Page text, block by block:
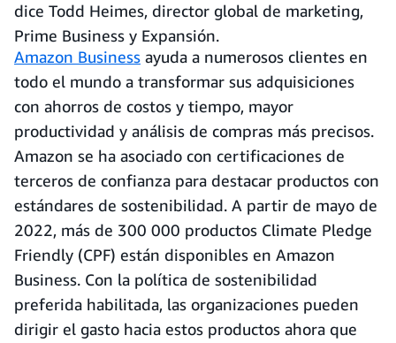
dice Todd Heimes, director global de marketing,
Prime Business y Expansión.
Amazon Business ayuda a numerosos clientes en
todo el mundo a transformar sus adquisiciones
con ahorros de costos y tiempo, mayor
productividad y análisis de compras más precisos.
Amazon se ha asociado con certificaciones de
terceros de confianza para destacar productos con
estándares de sostenibilidad. A partir de mayo de
2022, más de 300 000 productos Climate Pledge
Friendly (CPF) están disponibles en Amazon
Business. Con la política de sostenibilidad
preferida habilitada, las organizaciones pueden
dirigir el gasto hacia estos productos ahora que